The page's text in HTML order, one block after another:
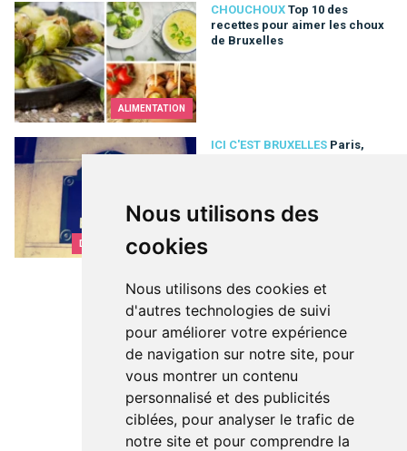
Nous utilisons des
cookies
Nous utilisons des cookies et
d'autres technologies de suivi
pour améliorer votre expérience
de navigation sur notre site, pour
vous montrer un contenu
personnalisé et des publicités
ciblées, pour analyser le trafic de
notre site et pour comprendre la
ALIMENTATION
CHOUCHOUX Top 10 des
recettes pour aimer les choux
de Bruxelles
Top 10 des recettes pour aimer les choux de Bruxelles
DÉCOUVRIR BRUXELLES
ICI C'EST BRUXELLES Paris,
Paris, c’est Bruxelles : la preuve !